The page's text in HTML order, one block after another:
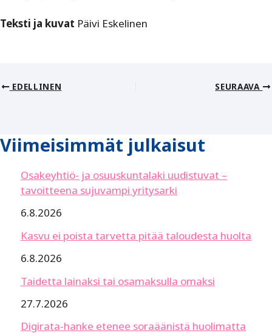
Teksti ja kuvat Päivi Eskelinen
EDELLINEN SEURAAVA
Viimeisimmät julkaisut
Osakeyhtiö- ja osuuskuntalaki uudistuvat –
tavoitteena sujuvampi yritysarki
6.8.2026
Kasvu ei poista tarvetta pitää taloudesta huolta
6.8.2026
Taidetta lainaksi tai osamaksulla omaksi
27.7.2026
Digirata-hanke etenee soraäänistä huolimatta